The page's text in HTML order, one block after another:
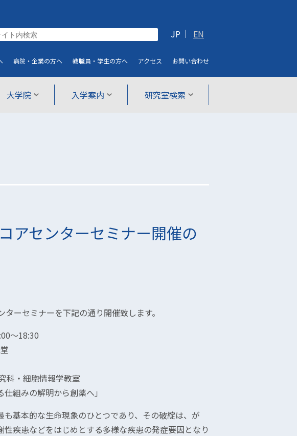
大学院 入学案内 研究室検索
JP EN
病院・企業の方へ 教職員・学生の方へ アクセス お問い合わせ
アセンターセミナー開催の
ーセミナーを下記の通り開催致します。
～18:30
・細胞情報学教室
組みの解明から創薬へ」
基本的な生命現象のひとつであり、その破綻は、が
疾患などをはじめとする多様な疾患の発症要因となり